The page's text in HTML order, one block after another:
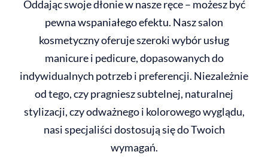
Oddając swoje dłonie w nasze ręce – możesz być
pewna wspaniałego efektu. Nasz salon
kosmetyczny oferuje szeroki wybór usług
manicure i pedicure, dopasowanych do
indywidualnych potrzeb i preferencji. Niezależnie
od tego, czy pragniesz subtelnej, naturalnej
stylizacji, czy odważnego i kolorowego wyglądu,
nasi specjaliści dostosują się do Twoich
wymagań.